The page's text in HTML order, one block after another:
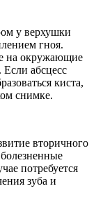
у верхушки
гноя.
на окружающие
абсцесс
киста,
снимке.
вторичного
потребуется
зуба и